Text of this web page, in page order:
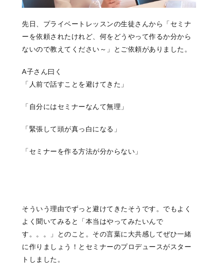
先日、プライベートレッスンの生徒さんから「セミナ
ーを依頼されたけれど、何をどうやって作るか分から
ないので教えてください～」とご依頼がありました。
A子さん曰く
「人前で話すことを避けてきた」
「自分にはセミナーなんて無理」
「緊張して頭が真っ白になる」
「セミナーを作る方法が分からない」
そういう理由でずっと避けてきたそうです。でもよく
よく聞いてみると「本当はやってみたいんで
す。。。」とのこと。その言葉に大共感してぜひ一緒
に作りましょう！とセミナーのプロデュースがスター
トしました。